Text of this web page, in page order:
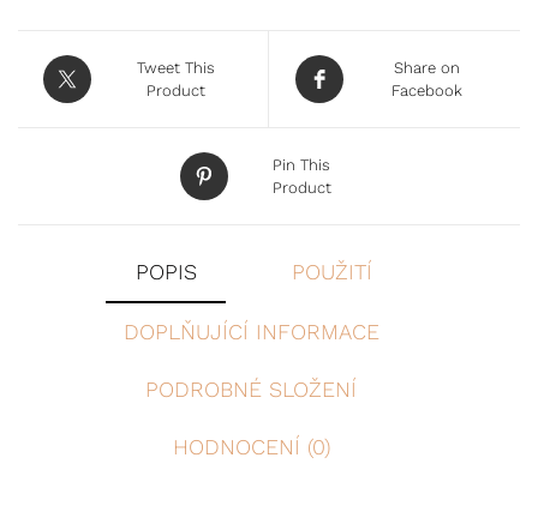
Tweet This
Product
Share on
Facebook
Pin This
Product
POPIS POUŽITÍ
DOPLŇUJÍCÍ INFORMACE
PODROBNÉ SLOŽENÍ
HODNOCENÍ (0)